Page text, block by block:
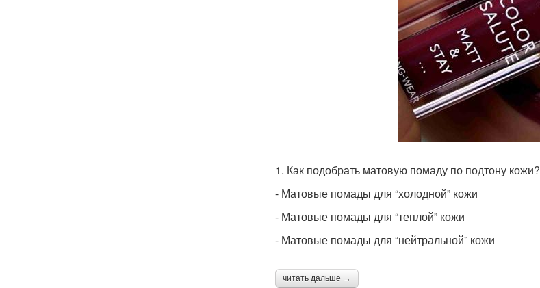
1. Как подобрать матовую помаду по подтону кожи?
- Матовые помады для “холодной” кожи
- Матовые помады для “теплой” кожи
- Матовые помады для “нейтральной” кожи
читать дальше →